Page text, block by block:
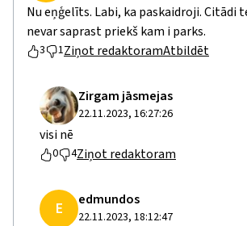
Nu eņģelīts. Labi, ka paskaidroji. Citādi
nevar saprast priekš kam i parks.
3 1Ziņot redaktoramAtbildēt
Zirgam jāsmejas
22.11.2023, 16:27:26
visi nē
0 4Ziņot redaktoram
E edmundos
22.11.2023, 18:12:47